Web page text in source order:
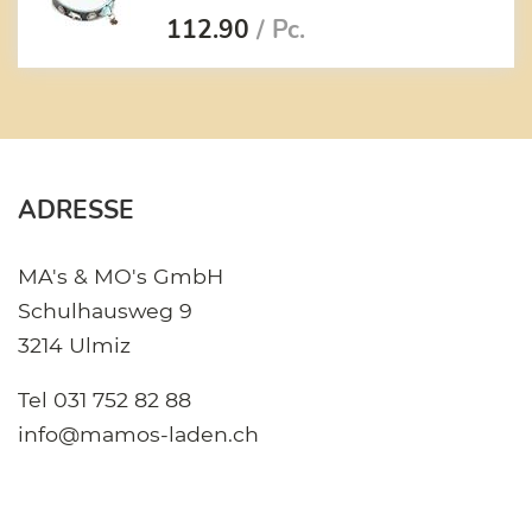
112.90 / Pc.
ADRESSE
MA's & MO's GmbH
Schulhausweg 9
3214 Ulmiz
Tel 031 752 82 88
info@mamos-laden.ch